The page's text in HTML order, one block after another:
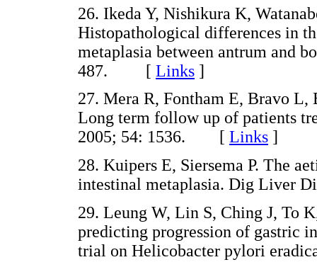
26. Ikeda Y, Nishikura K,
Histopathological differences in
metaplasia between antrum and
487. [ Links ]
27. Mera R, Fontham E, Bravo L,
Long term follow up of patients
2005; 54: 1536. [ Links ]
28. Kuipers E, Siersema P. The
intestinal metaplasia. Dig
29. Leung W, Lin S, Ching J, To
predicting progression of gastric
trial on Helicobacter pylori